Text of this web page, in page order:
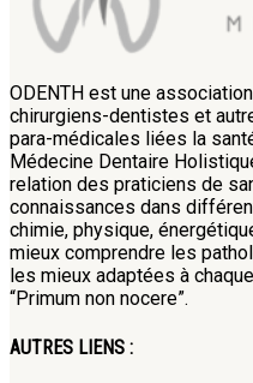
ODENTH est une
chirurgiens-dentistes et
para-médicales liées la
Médecine Dentaire
relation des praticiens de
connaissances dans
chimie, physique,
mieux comprendre les
les mieux adaptées à
“Primum non nocere”.
AUTRES LIENS :